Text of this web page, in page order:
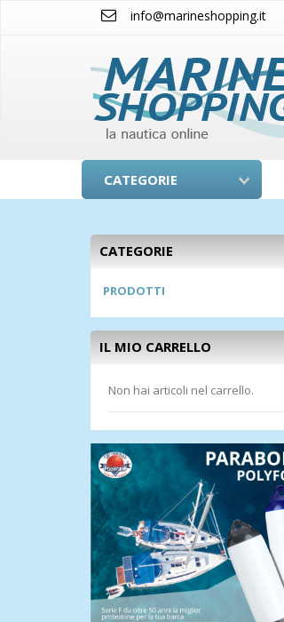
info@marineshopping.it
CATEGORIE
CATEGORIE
PRODOTTI
IL MIO CARRELLO
Non hai articoli nel carrello.